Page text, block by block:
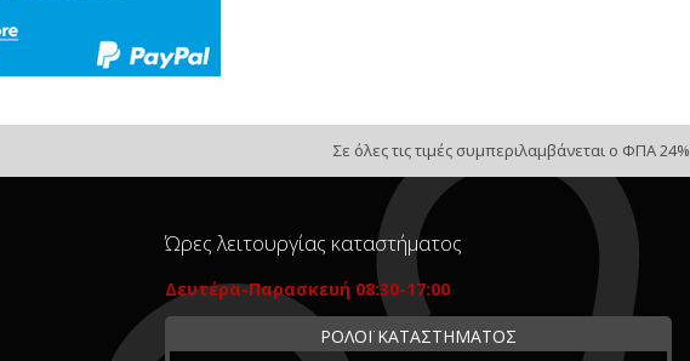
Σε όλες τις τιμές συμπεριλαμβάνεται ο ΦΠΑ 24%
Ώρες λειτουργίας καταστήματος
Δευτέρα-Παρασκευή 08:30-17:00
ΡΟΛΟΪ ΚΑΤΑΣΤΗΜΑΤΟΣ